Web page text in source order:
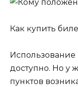
Как купить
Использование
доступно. Но у
пунктов